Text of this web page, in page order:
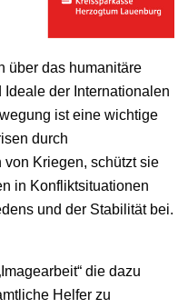
über das humanitäre
der Internationalen
ist eine wichtige
durch
von Kriegen, schützt sie
in Konfliktsituationen
und der Stabilität bei.
die dazu
Helfer zu